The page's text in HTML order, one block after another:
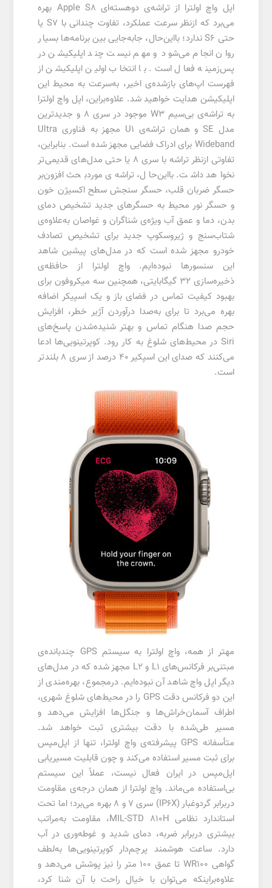
اپل واچ اولترا از تراشه‌ی دوهسته‌ای Apple S8 بهره
می‌برد که ازنظر سرعت عملکرد، تفاوت چندانی با S7 یا
حتی S6 ندارد؛ بااین‌حال، جابه‌جایی بین برنامه‌ها بسیار
روان انجام می‌شود و مهم نیست چند اپلیکیشن در
پس‌زمینه فعال است. با انتخاب اولین اپلیکیشن از
فهرست اپ‌های بازشده‌ی اخیر، به‌سرعت به محیط این
اپلیکیشن هدایت خواهید شد. علاوه‌‌براین، اپل واچ اولترا
به تراشه‌ی بی‌سیم W3 موجود در سری ۸ و جدیدترین
مدل SE و همان تراشه‌ی U1 مجهز به فناوری Ultra
Wideband برای ادراک فضایی مجهز شده است. بنابراین،
تفاوتی ازنظر تراشه با سری 8 یا حتی مدل‌های قدیمی‌تر
نخواهد داشت. بااین‌حال، تراشه‌‌ی موردبحث افزون‌بر
حسگر ضربان قلب، حسگر سنجش سطح اکسیژن خون
و حسگر نور محیط‌ به حسگرهای جدید تشخیص دمای
بدن، دما و عمق آب ویژه‌ی شناگران و غواصان به‌علاوه‌ی
شتاب‌سنج و ژیروسکوپ جدید برای تشخیص تصادف
خودرو مجهز شده است که در مدل‌های پیشین شاهد
این سنسورها نبوده‌ایم. واچ اولترا از حافظه‌ی
ذخیره‌سازی 32 گیگابایتی، همچنین سه میکروفون برای
بهبود کیفیت تماس در فضای باز و یک اسپیکر اضافه
بهره می‌برد تا برای به‌صدا در‌آوردن آژیر خطر، افزایش
حجم صدا هنگام تماس‌ و بهتر شنیده‌شدن پاسخ‌های
Siri در محیط‌های شلوغ به کار رود. کوپرتینویی‌ها ادعا
می‌کنند که صدای این اسپکیر 40 درصد از سری 8 بلندتر
است.
مهتر از همه، واچ اولترا به سیستم GPS چندبانده‌ی
مبتنی‌بر فرکانس‌های L1 و L2 مجهز شده که در مدل‌های
دیگر اپل واچ شاهد آن نبوده‌ایم. درمجموع، بهره‌مندی از
این دو فرکانس دقت GPS را در محیط‌های شلوغ شهری،‌
اطراف آسمان‌خراش‌ها و جنگل‌ها افزایش می‌دهد و
مسیر طی‌شده با دقت بیشتری ثبت خواهد شد.
متأسفانه GPS پیشرفته‌ی واچ اولترا، تنها از اپل‌مپس
برای ثبت مسیر استفاده می‌کند و چون قابلیت مسیریابی
اپل‌مپس در ایران فعال نیست، عملاً این سیستم
بی‌استفاده می‌ماند. واچ اولترا از همان درجه‌ی مقاومت
دربرابر گردوغبار (IP6X) سری 7 و 8 بهره می‌برد؛ اما تحت
استاندارد نظامی MIL-STD 810H، مقاومت به‌مراتب
بیشتری دربرابر ضربه، دمای شدید و غوطه‌وری در آب
دارد. ساعت هوشمند پرچم‌دار کوپرتینویی‌ها به‌لطف
گواهی WR100 تا عمق 100 متر را نیز پوشش می‌دهد و
علاوه‌براینکه می‌توان با خیال راحت با آن شنا کرد،